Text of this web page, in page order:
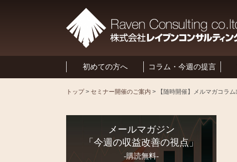
初めての方へ コラム・今週の提言
トップ> セミナー開催のご案内 >
メールマガジン
「今週の収益改善の視点」
-購読無料-